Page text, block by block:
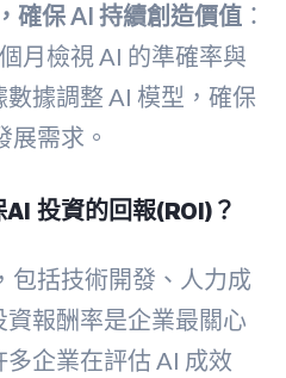
確保 AI 持續創造價值 ：
月檢視 AI 的準確率與
據調整 AI 模型，確保
展需求。
投資的回報(ROI)？
包括技術開發、人力成
報酬率是企業最關心
企業在評估 AI 成效